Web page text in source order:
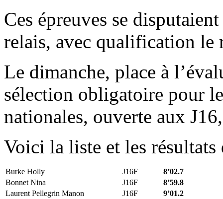
Ces épreuves se
relais, avec qualification le
Le dimanche, place à
sélection obligatoire pour
nationales, ouverte aux
Voici la liste et les
Burke Holly J16F
8’02.7
Bonnet Nina
J16F
8’59.8
Laurent Pellegrin Manon
J16F
9’01.2